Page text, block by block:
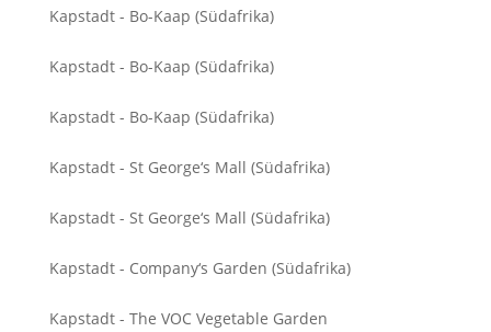
Kapstadt - Bo-Kaap (Südafrika)
Kapstadt - Bo-Kaap (Südafrika)
Kapstadt - Bo-Kaap (Südafrika)
Kapstadt - St George‘s Mall (Südafrika)
Kapstadt - St George‘s Mall (Südafrika)
Kapstadt - Company‘s Garden (Südafrika)
Kapstadt - The VOC Vegetable Garden